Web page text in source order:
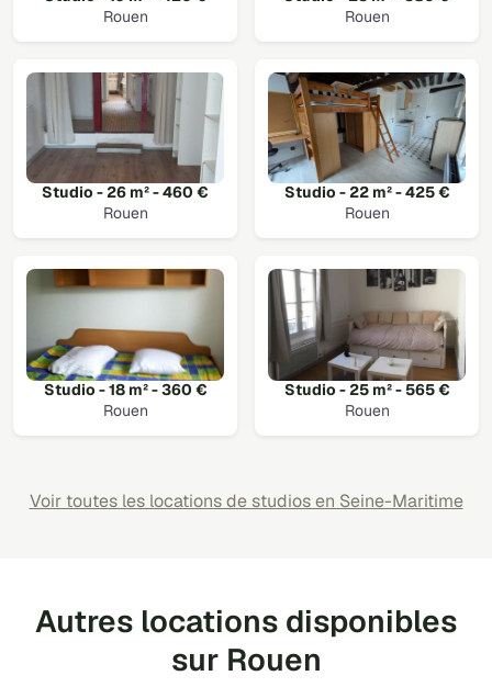
Rouen
Rouen
Studio - 26 m² - 460 €
Rouen
Studio - 22 m² - 425 €
Rouen
Studio - 18 m² - 360 €
Rouen
Studio - 25 m² - 565 €
Rouen
Voir toutes les locations de studios en Seine-Maritime
Autres locations disponibles
sur Rouen